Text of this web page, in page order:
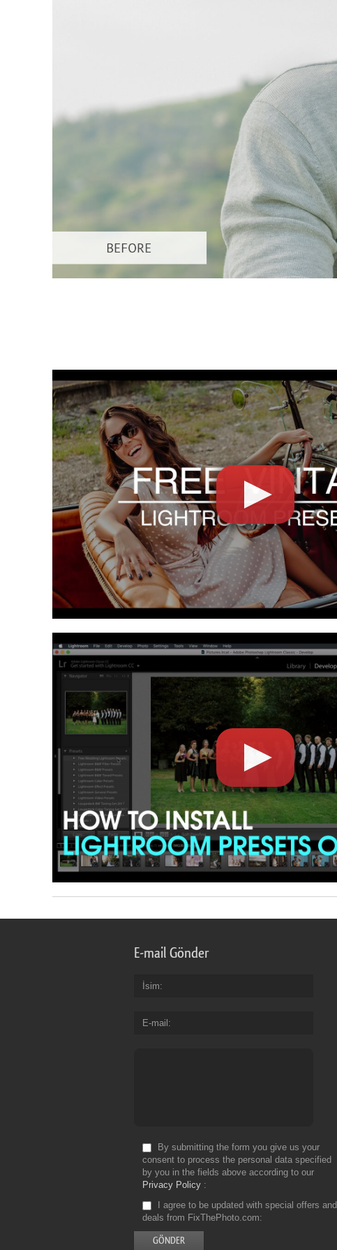
E-mail Gönder
İsim
E-mail
By submitting the form you give us your
consent to process the personal data specified
by you in the fields above according to our
Privacy Policy
I agree to be updated with special offers and
deals from FixThePhoto.com